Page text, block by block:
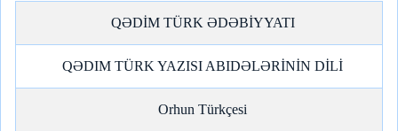
QƏDİM TÜRK ƏDƏBİYYATI
QƏDIM TÜRK YAZISI ABIDƏLƏRİNİN DİLİ
Orhun Türkçesi